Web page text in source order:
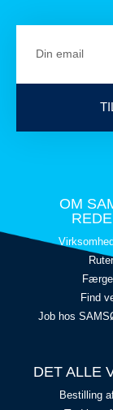
OM
Ruter
Find
Job hos
DET ALLE
Bestilling